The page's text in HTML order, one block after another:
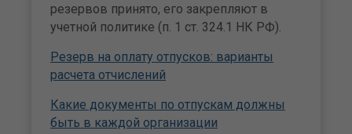
резервов принято, его закрепляют в
учетной политике (п. 1 ст. 324.1 НК РФ).
Резерв на оплату отпусков: варианты
расчета отчислений
Какие документы по отпускам должны
быть в каждой организации